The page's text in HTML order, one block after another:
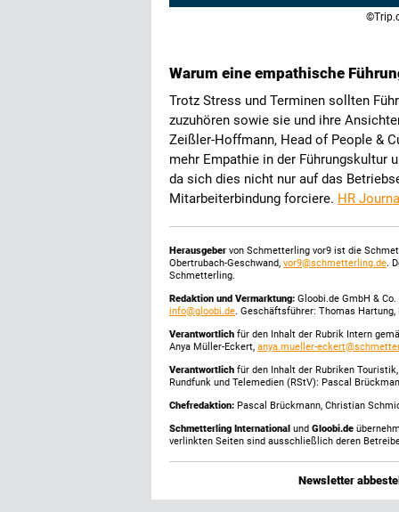
Warum eine empathische
Trotz Stress und Terminen sollten
zuzuhören sowie sie und ihre
Zeißler-Hoffmann, Head of People &
mehr Empathie in der Führungskultur
da sich dies nicht nur auf das
Mitarbeiterbindung forciere. HR
Herausgeber von Schmetterling vor9 ist die
Obertrubach-Geschwand, vor9@schmetterling.de.
Schmetterling.
Redaktion und Vermarktung: Gloobi.de GmbH &
info@gloobi.de. Geschäftsführer: Thomas
Verantwortlich für den Inhalt der Rubrik Intern
Anya Müller-Eckert, anya.mueller-
Verantwortlich für den Inhalt der Rubriken
Rundfunk und Telemedien (RStV): Pascal
Chefredaktion: Pascal Brückmann, Christian
Schmetterling International und Gloobi.de
verlinkten Seiten sind ausschließlich deren
Newsletter